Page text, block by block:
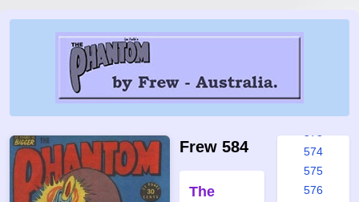
Frew 584
The
567
574
575
576